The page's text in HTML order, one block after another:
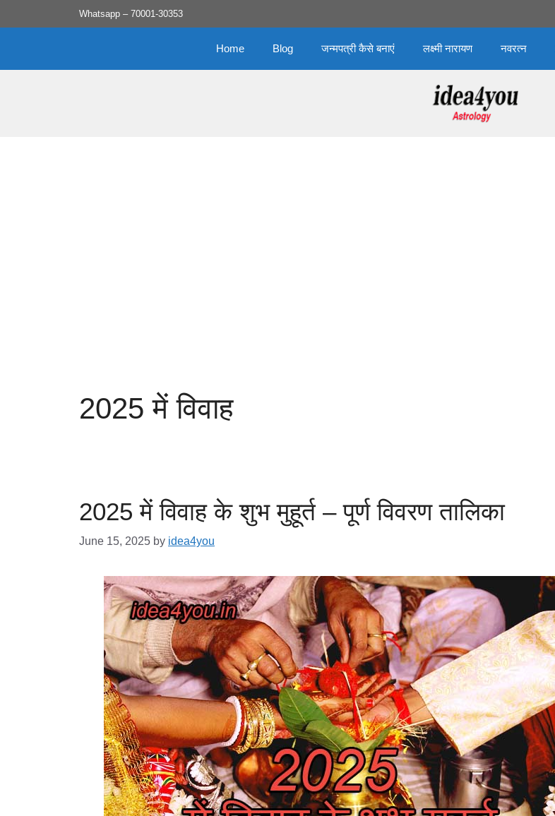
to
Whatsapp – 70001-30353
Home Blog जन्मपत्री कैसे बनाएं लक्ष्मी नारायण नवरत्न
2025 में विवाह
2025 में विवाह के शुभ मुहूर्त – पूर्ण विवरण तालिका
June 15, 2025 by idea4you